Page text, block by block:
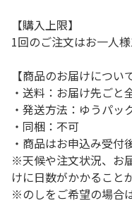
【購入上限】
1回のご注文はお一人
【商品のお届けについ
・送料：お届け先ごと
・発送方法：ゆうパッ
・同梱：不可
・商品はお申込み受付
※天候や注文状況、お
けに日数がかかること
※のしをご希望の場合